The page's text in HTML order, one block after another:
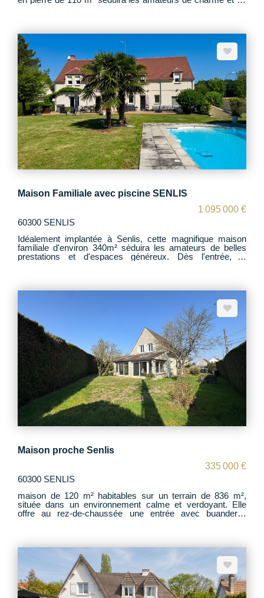
convivial et lumineux Une arrière-cuisine avec espace
buanderie ainsi que des WC complètent le rez-de-
chaussée. Plancher chauffant. Au 1er étage, vous
trouverez : - Une chambre avec son dressing - Une
seconde chambre - Une salle d'eau avec WC Au 2ème
étage, l'espace propose : - Une chambre supplémentaire -
Une chambre ou bureau selon vos besoins À l'extérieur,
profitez d'un espace jardin terrasse clos de 164 m², idéal
pour les moments de détente. Un bien plein de caractère à
découvrir sans tarder !
Maison Familiale avec piscine SENLIS
1 095 000 €
60300 SENLIS
Idéalement implantée à Senlis, cette magnifique maison
familiale d'environ 340m² séduira les amateurs de belles
prestations et d'espaces généreux. Dès l'entrée, le
grande famille. Le bien dispose également de 3 à 4 salles
de bains/d'eau, garantissant confort et fonctionnalité au
quotidien. Un sous-sol total complète cette propriété, offrant
un volume de rangement et d'aménagement exceptionnel
(garage, cave à vin, salle de sport, atelier, espace loisirs?).
À l'extérieur, la propriété s'épanouit sur un terrain arboré de
4200 m², véritable écrin de verdure. Une piscine et un
boulodrome y a été aménagée, invitant à la détente et à la
convivialité durant la belle saison. Cette maison d'exception
conjugue espace, prestige et qualité de vie, à deux pas du
centre historique de Senlis
Maison proche Senlis
335 000 €
60300 SENLIS
maison de 120 m² habitables sur un terrain de 836 m²,
située dans un environnement calme et verdoyant. Elle
offre au rez-de-chaussée une entrée avec buanderie,
indépendant et d'une cave extérieure.